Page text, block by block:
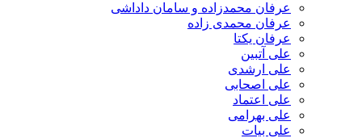
عرفان محمدزاده و سامان داداشی
عرفان محمدی زاده
عرفان یکتا
علی آتبین
علی ارشدی
علی اصحابی
علی اعتماد
علی بهرامی
علی بیات